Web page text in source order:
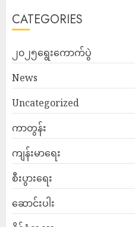
CATEGORIES
၂၀၂၅ရွေးကောက်ပွဲ
News
Uncategorized
ကာတွန်း
ကျန်းမာရေး
စီးပွားရေး
ဆောင်းပါး